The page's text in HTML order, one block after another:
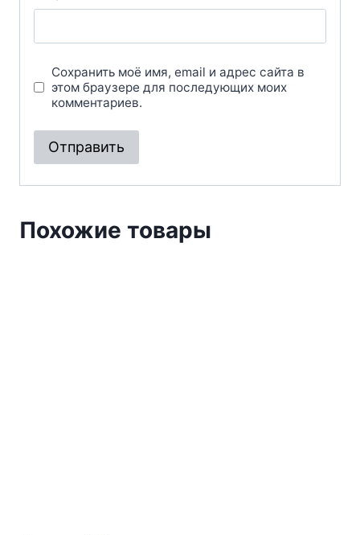
Сохранить моё имя, email и адрес сайта в
этом браузере для последующих моих
комментариев.
Похожие товары